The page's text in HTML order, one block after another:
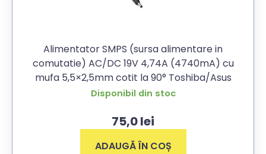
Alimentator SMPS (sursa alimentare in
comutatie) AC/DC 19V 4,74A (4740mA) cu
mufa 5,5×2,5mm cotit la 90° Toshiba/Asus
Disponibil din stoc
75,0lei
ADAUGĂ ÎN COȘ